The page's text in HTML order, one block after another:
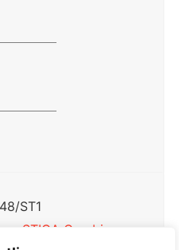
ST1
STIGA Combi